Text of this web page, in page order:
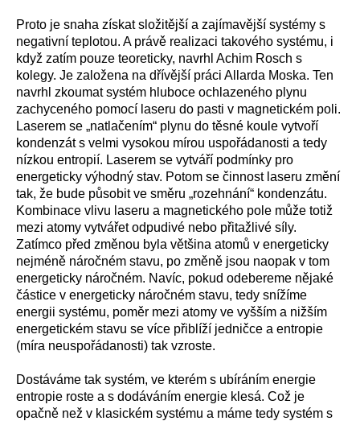
Proto je snaha získat složitější a zajímavější systémy s
negativní teplotou. A právě realizaci takového systému, i
když zatím pouze teoreticky, navrhl Achim Rosch s
kolegy. Je založena na dřívější práci Allarda Moska. Ten
navrhl zkoumat systém hluboce ochlazeného plynu
zachyceného pomocí laseru do pasti v magnetickém poli.
Laserem se „natlačením“ plynu do těsné koule vytvoří
kondenzát s velmi vysokou mírou uspořádanosti a tedy
nízkou entropií. Laserem se vytváří podmínky pro
energeticky výhodný stav. Potom se činnost laseru změní
tak, že bude působit ve směru „rozehnání“ kondenzátu.
Kombinace vlivu laseru a magnetického pole může totiž
mezi atomy vytvářet odpudivé nebo přitažlivé síly.
Zatímco před změnou byla většina atomů v energeticky
nejméně náročném stavu, po změně jsou naopak v tom
energeticky náročném. Navíc, pokud odebereme nějaké
částice v energeticky náročném stavu, tedy snížíme
energii systému, poměr mezi atomy ve vyšším a nižším
energetickém stavu se více přiblíží jedničce a entropie
(míra neuspořádanosti) tak vzroste.
Dostáváme tak systém, ve kterém s ubíráním energie
entropie roste a s dodáváním energie klesá. Což je
opačně než v klasickém systému a máme tedy systém s